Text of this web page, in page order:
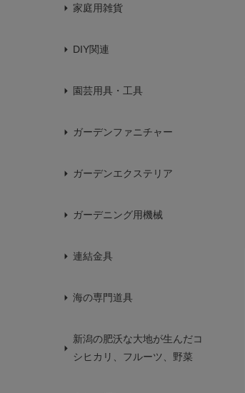
家庭用雑貨
DIY関連
園芸用具・工具
ガーデンファニチャー
ガーデンエクステリア
ガーデニング用機械
連結金具
海の専門道具
新潟の肥沃な大地が生んだコ
シヒカリ、フルーツ、野菜